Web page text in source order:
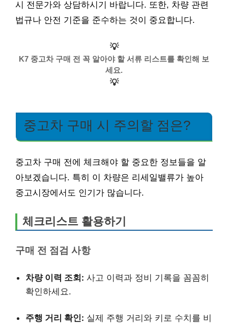
시 전문가와 상담하시기 바랍니다. 또한, 차량 관련
법규나 안전 기준을 준수하는 것이 중요합니다.
💡
K7 중고차 구매 전 꼭 알아야 할 서류 리스트를 확인해 보
세요.
💡
중고차 구매 시 주의할 점은?
중고차 구매 전에 체크해야 할 중요한 정보들을 알
아보겠습니다. 특히 이 차량은 리세일밸류가 높아
중고시장에서도 인기가 많습니다.
체크리스트 활용하기
구매 전 점검 사항
차량 이력 조회: 사고 이력과 정비 기록을 꼼꼼히
확인하세요.
주행 거리 확인: 실제 주행 거리와 키로 수치를 비